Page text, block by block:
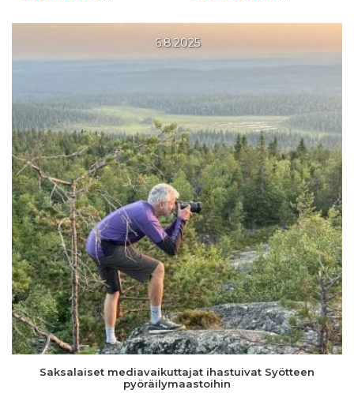
helmikuu 2023(3)
elokuu 2022(1) kesäkuu 2022
(2)
toukokuu 2022(1) huhtikuu 2022(1)
maaliskuu 2022(4) huhtikuu 2021(1)
helmikuu 2021(1) joulukuu 2020(2)
kesäkuu 2020(1) huhtikuu 2020 (2)
maaliskuu 2020(1) joulukuu 2019(1)
elokuu 2019(1) kesäkuu 2019(2)
toukokuu 2019(1) huhtikuu 2019(1)
joulukuu 2018(3)
6.8.2025
Saksalaiset mediavaikuttajat ihastuivat Syötteen
pyöräilymaastoihin